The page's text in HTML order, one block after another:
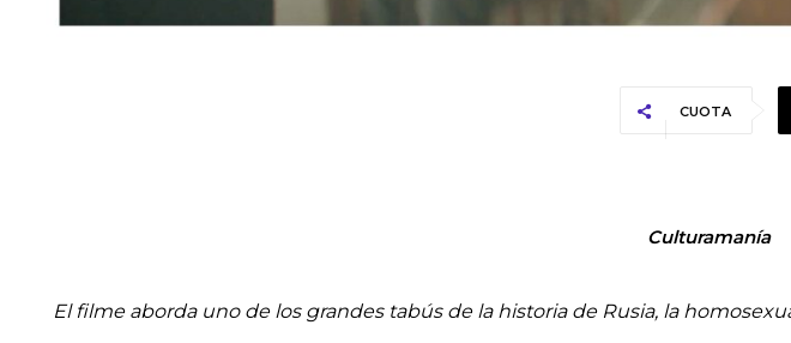
CUOTA
Culturamanía
El filme aborda uno de los grandes tabús de la historia de Rusia, la